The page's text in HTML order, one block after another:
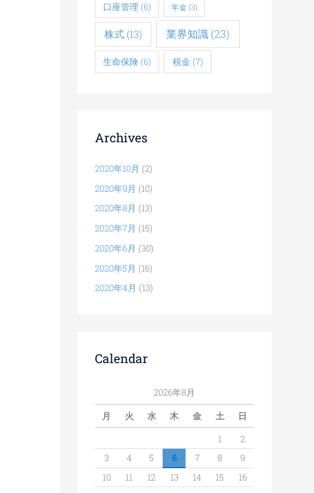
口座管理 (6) 年金 (3)
株式(13) 業界知識(23)
生命保険 (6) 税金 (7)
Archives
2020年10月 (2)
2020年9月 (10)
2020年8月 (13)
2020年7月 (15)
2020年6月 (30)
2020年5月 (16)
2020年4月 (13)
Calendar
2026年8月
月
火 水 木 金 土
日
1
2
3
4 5 6 7 8
9
10
11 12 13 14 15
16